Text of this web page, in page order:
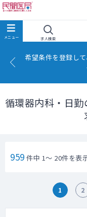
求人検索
希望条件を登録し
循環器内科・日
959 件中 1～ 20件を表
1 2